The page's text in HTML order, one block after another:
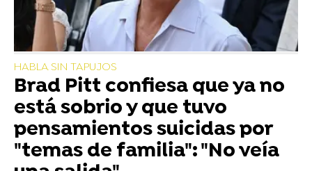
HABLA SIN TAPUJOS
Brad Pitt confiesa que ya no
está sobrio y que tuvo
pensamientos suicidas por
"temas de familia": "No veía